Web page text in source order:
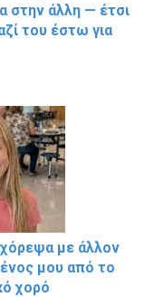
στην άλλη — έτσι
του έστω για
με άλλον
μου από το
χορό